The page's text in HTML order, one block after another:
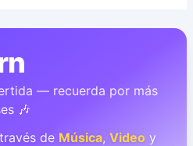
— recuerda por más
🎶
de Música, Video y